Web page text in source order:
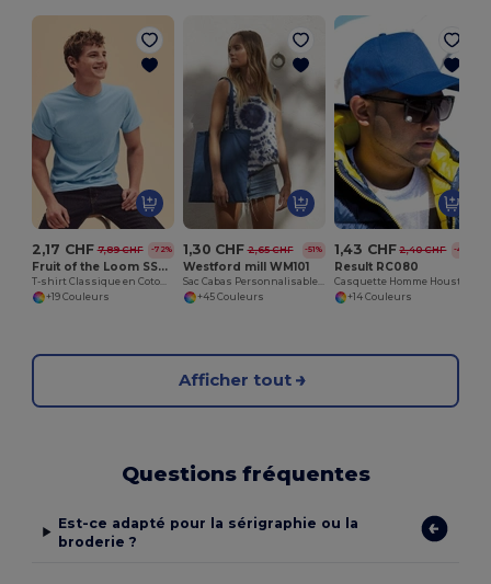
2,17 CHF 7,89 CHF -72%
Fruit of the Loom SS048
+19 Couleurs
1,30 CHF 2,65 CHF -51%
Westford mill WM101
+45 Couleurs
1,43 CHF 2,40 CHF -40%
Result RC080
Casquette Homme Houston
+14 Couleurs
Afficher tout
Questions fréquentes
Est-ce adapté pour la sérigraphie ou la
broderie ?